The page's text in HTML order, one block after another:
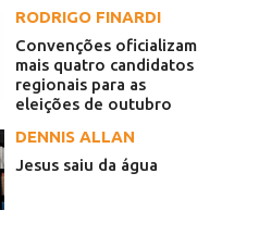
RODRIGO FINARDI
Convenções oficializam
mais quatro candidatos
regionais para as
eleições de outubro
DENNIS ALLAN
Jesus saiu da água